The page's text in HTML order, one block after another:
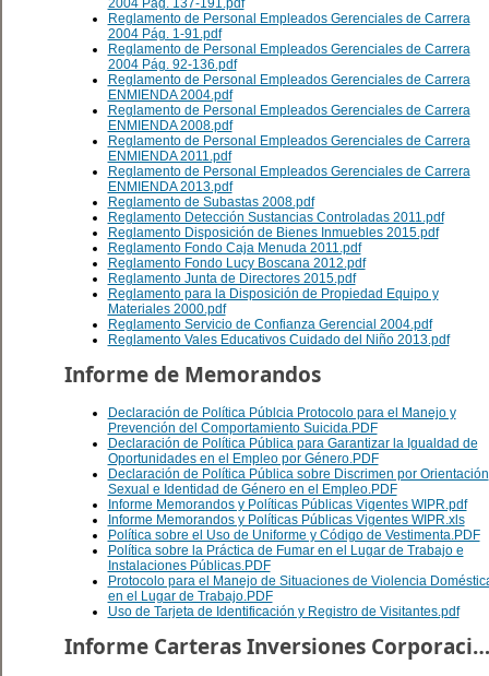
2004 Pág. 137-191.pdf
Reglamento de Personal Empleados Gerenciales de Carrera
2004 Pág. 1-91.pdf
Reglamento de Personal Empleados Gerenciales de Carrera
2004 Pág. 92-136.pdf
Reglamento de Personal Empleados Gerenciales de Carrera
ENMIENDA 2004.pdf
Reglamento de Personal Empleados Gerenciales de Carrera
ENMIENDA 2008.pdf
Reglamento de Personal Empleados Gerenciales de Carrera
ENMIENDA 2011.pdf
Reglamento de Personal Empleados Gerenciales de Carrera
ENMIENDA 2013.pdf
Reglamento de Subastas 2008.pdf
Reglamento Detección Sustancias Controladas 2011.pdf
Reglamento Disposición de Bienes Inmuebles 2015.pdf
Reglamento Fondo Caja Menuda 2011.pdf
Reglamento Fondo Lucy Boscana 2012.pdf
Reglamento Junta de Directores 2015.pdf
Reglamento para la Disposición de Propiedad Equipo y
Materiales 2000.pdf
Reglamento Servicio de Confianza Gerencial 2004.pdf
Reglamento Vales Educativos Cuidado del Niño 2013.pdf
Informe de Memorandos
Declaración de Política Públcia Protocolo para el Manejo y
Prevención del Comportamiento Suicida.PDF
Declaración de Política Pública para Garantizar la Igualdad de
Oportunidades en el Empleo por Género.PDF
Declaración de Política Pública sobre Discrimen por Orientación
Sexual e Identidad de Género en el Empleo.PDF
Informe Memorandos y Políticas Públicas Vigentes WIPR.pdf
Informe Memorandos y Políticas Públicas Vigentes WIPR.xls
Política sobre el Uso de Uniforme y Código de Vestimenta.PDF
Política sobre la Práctica de Fumar en el Lugar de Trabajo e
Instalaciones Públicas.PDF
Protocolo para el Manejo de Situaciones de Violencia
en el Lugar de Trabajo.PDF
Uso de Tarjeta de Identificación y Registro de Visitantes.pdf
Informe Carteras Inversiones Corporaciones